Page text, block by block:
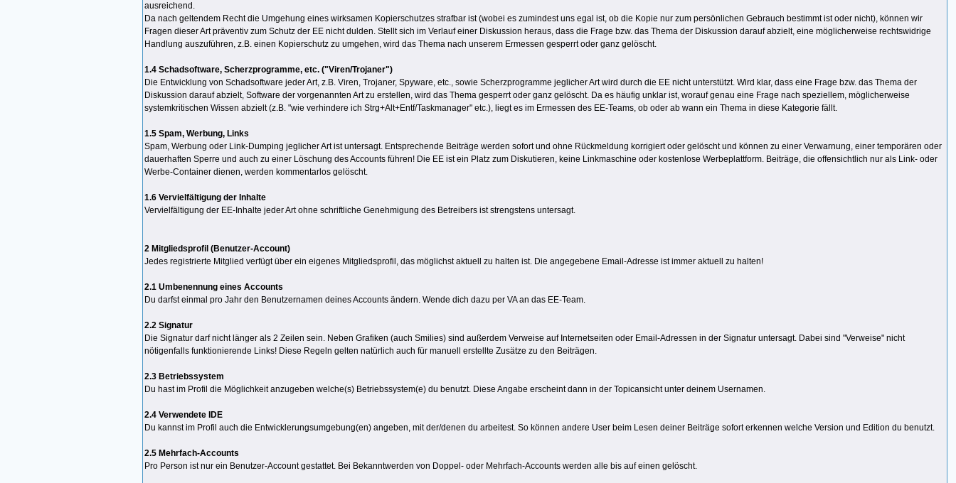
ausreichend.
Da nach geltendem Recht die Umgehung eines wirksamen Kopierschutzes strafbar ist (wobei es zumindest uns egal ist, ob die Kopie nur zum persönlichen Gebrauch bestimmt ist oder nicht), können wir
Fragen dieser Art präventiv zum Schutz der EE nicht dulden. Stellt sich im Verlauf einer Diskussion heraus, dass die Frage bzw. das Thema der Diskussion darauf abzielt, eine möglicherweise rechtswidrige
Handlung auszuführen, z.B. einen Kopierschutz zu umgehen, wird das Thema nach unserem Ermessen gesperrt oder ganz gelöscht.
1.4 Schadsoftware, Scherzprogramme, etc. ("Viren/Trojaner")
Die Entwicklung von Schadsoftware jeder Art, z.B. Viren, Trojaner, Spyware, etc., sowie Scherzprogramme jeglicher Art wird durch die EE nicht unterstützt. Wird klar, dass eine Frage bzw. das Thema der
Diskussion darauf abzielt, Software der vorgenannten Art zu erstellen, wird das Thema gesperrt oder ganz gelöscht. Da es häufig unklar ist, worauf genau eine Frage nach speziellem, möglicherweise
systemkritischen Wissen abzielt (z.B. "wie verhindere ich Strg+Alt+Entf/Taskmanager" etc.), liegt es im Ermessen des EE-Teams, ob oder ab wann ein Thema in diese Kategorie fällt.
1.5 Spam, Werbung, Links
Spam, Werbung oder Link-Dumping jeglicher Art ist untersagt. Entsprechende Beiträge werden sofort und ohne Rückmeldung korrigiert oder gelöscht und können zu einer Verwarnung, einer temporären oder
dauerhaften Sperre und auch zu einer Löschung des Accounts führen! Die EE ist ein Platz zum Diskutieren, keine Linkmaschine oder kostenlose Werbeplattform. Beiträge, die offensichtlich nur als Link- oder
Werbe-Container dienen, werden kommentarlos gelöscht.
1.6 Vervielfältigung der Inhalte
Vervielfältigung der EE-Inhalte jeder Art ohne schriftliche Genehmigung des Betreibers ist strengstens untersagt.
2 Mitgliedsprofil (Benutzer-Account)
Jedes registrierte Mitglied verfügt über ein eigenes Mitgliedsprofil, das möglichst aktuell zu halten ist. Die angegebene Email-Adresse ist immer aktuell zu halten!
2.1 Umbenennung eines Accounts
Du darfst einmal pro Jahr den Benutzernamen deines Accounts ändern. Wende dich dazu per VA an das EE-Team.
2.2 Signatur
Die Signatur darf nicht länger als 2 Zeilen sein. Neben Grafiken (auch Smilies) sind außerdem Verweise auf Internetseiten oder Email-Adressen in der Signatur untersagt. Dabei sind "Verweise" nicht
nötigenfalls funktionierende Links! Diese Regeln gelten natürlich auch für manuell erstellte Zusätze zu den Beiträgen.
2.3 Betriebssystem
Du hast im Profil die Möglichkeit anzugeben welche(s) Betriebssystem(e) du benutzt. Diese Angabe erscheint dann in der Topicansicht unter deinem Usernamen.
2.4 Verwendete IDE
Du kannst im Profil auch die Entwicklerungsumgebung(en) angeben, mit der/denen du arbeitest. So können andere User beim Lesen deiner Beiträge sofort erkennen welche Version und Edition du benutzt.
2.5 Mehrfach-Accounts
Pro Person ist nur ein Benutzer-Account gestattet. Bei Bekanntwerden von Doppel- oder Mehrfach-Accounts werden alle bis auf einen gelöscht.